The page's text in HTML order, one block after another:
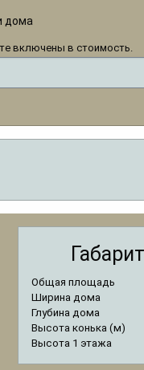
дома
включены в стоимость.
Общая площадь
Ширина дома
Глубина дома
Высота конька (м)
Высота 1 этажа